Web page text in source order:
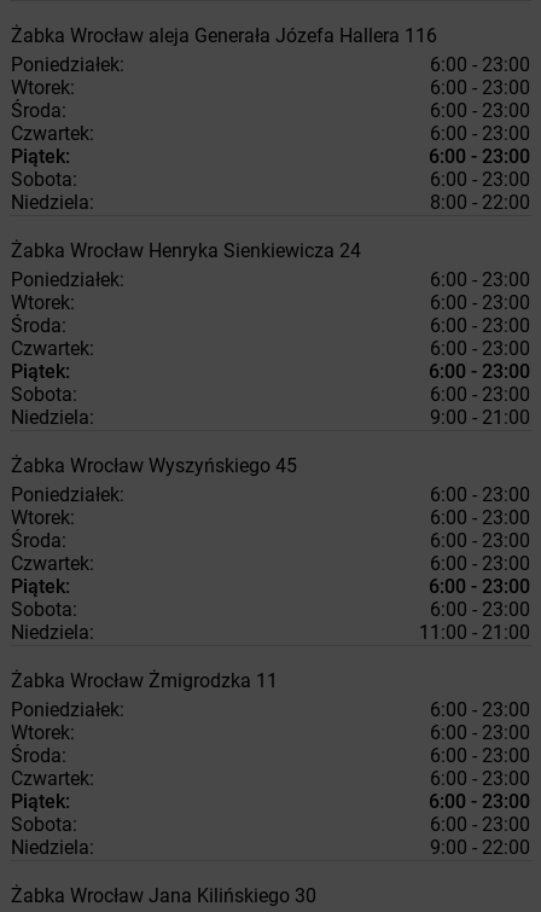
Żabka Wrocław aleja Generała Józefa Hallera 116
Poniedziałek:
6:00 - 23:00
Wtorek:
6:00 - 23:00
Środa:
6:00 - 23:00
Czwartek:
6:00 - 23:00
Piątek:
6:00 - 23:00
Sobota:
6:00 - 23:00
Niedziela:
8:00 - 22:00
Żabka Wrocław Henryka Sienkiewicza 24
Poniedziałek:
6:00 - 23:00
Wtorek:
6:00 - 23:00
Środa:
6:00 - 23:00
Czwartek:
6:00 - 23:00
Piątek:
6:00 - 23:00
Sobota:
6:00 - 23:00
Niedziela:
9:00 - 21:00
Żabka Wrocław Wyszyńskiego 45
Poniedziałek:
6:00 - 23:00
Wtorek:
6:00 - 23:00
Środa:
6:00 - 23:00
Czwartek:
6:00 - 23:00
Piątek:
6:00 - 23:00
Sobota:
6:00 - 23:00
Niedziela:
11:00 - 21:00
Żabka Wrocław Żmigrodzka 11
Poniedziałek:
6:00 - 23:00
Wtorek:
6:00 - 23:00
Środa:
6:00 - 23:00
Czwartek:
6:00 - 23:00
Piątek:
6:00 - 23:00
Sobota:
6:00 - 23:00
Niedziela:
9:00 - 22:00
Żabka Wrocław Jana Kilińskiego 30